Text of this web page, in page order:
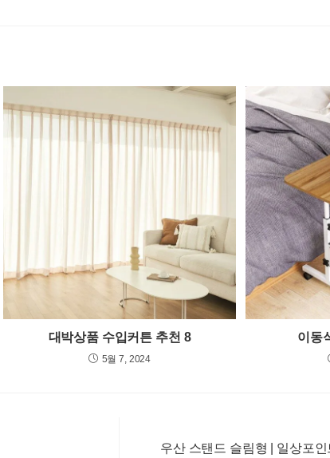
대박상품 수입커튼 추천 8
5월 7, 2024
이동
우산 스탠드 슬림형 | 일상포